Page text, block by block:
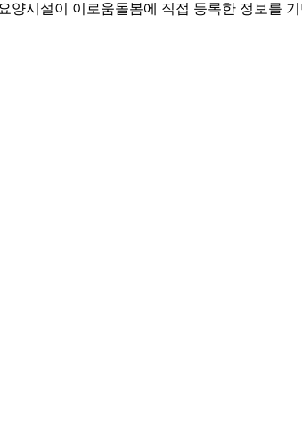
시설이 이로움돌봄에 직접 등록한 정보를